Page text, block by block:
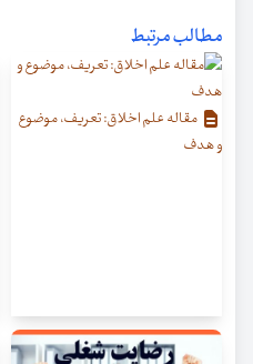
مطالب مرتبط
مقاله علم اخلاق: تعریف، موضوع
و هدف